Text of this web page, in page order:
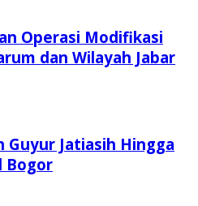
Operasi Modifikasi
dan Wilayah Jabar
Guyur Jatiasih Hingga
Bogor